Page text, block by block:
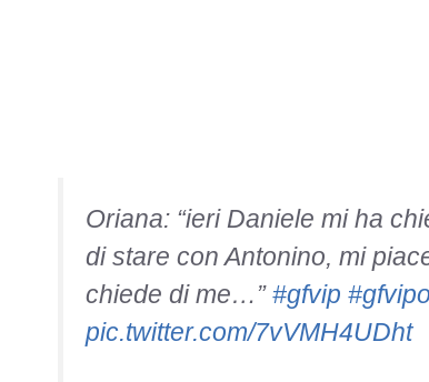
Oriana: “ieri Daniele mi ha
di stare con Antonino, mi
chiede di me…”#gfvip
pic.twitter.com/7vVMH4UDht